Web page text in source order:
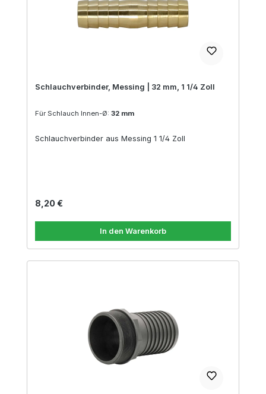
Schlauchverbinder, Messing | 32 mm, 1 1/4 Zoll
Für Schlauch Innen-Ø: 32 mm
Schlauchverbinder aus Messing 1 1/4 Zoll
Regulärer Preis:
8,20 €
In den Warenkorb